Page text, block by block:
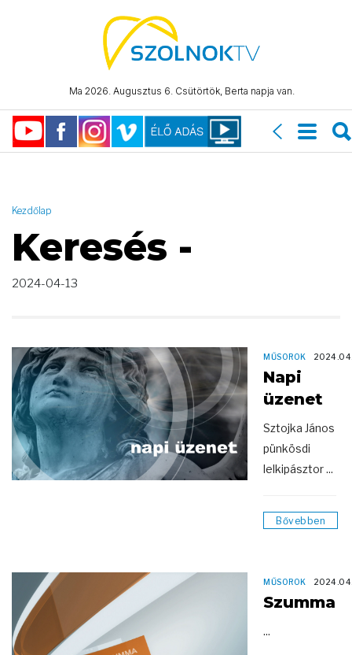
Ma 2026. Augusztus 6. Csütörtök, Berta napja van.
"2024-04-13 23:59:59" )
Kezdőlap
Keresés -
2024-04-13
MŰSOROK
Napi
üzenet
Sztojka János
pünkösdi
lelkipásztor ...
Bővebben
MŰSOROK
Szumma
...